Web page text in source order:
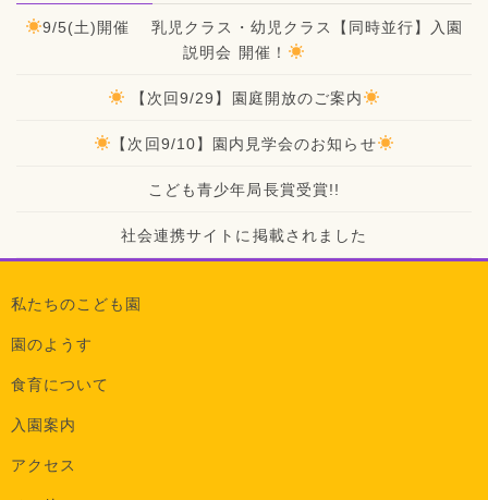
9/5(土)開催 乳児クラス・幼児クラス【同時並行】入園
説明会 開催！
【次回9/29】園庭開放のご案内
【次回9/10】園内見学会のお知らせ
こども青少年局長賞受賞!!
社会連携サイトに掲載されました
私たちのこども園
園のようす
食育について
入園案内
アクセス